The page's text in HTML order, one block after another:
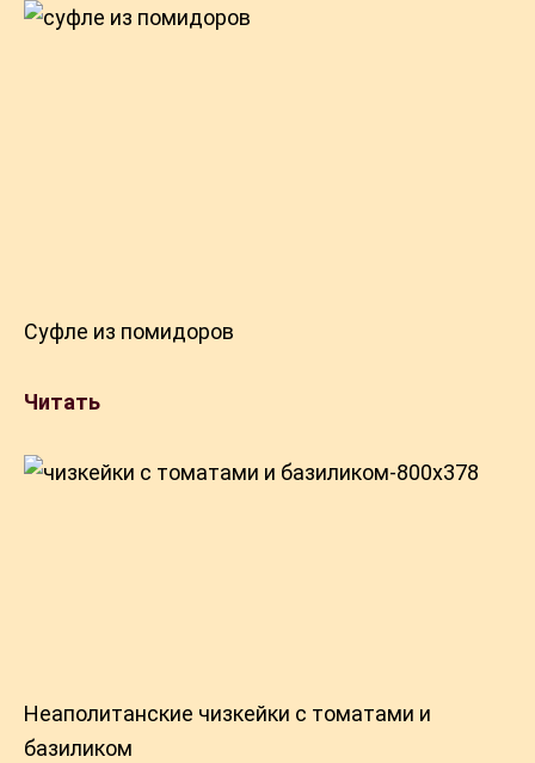
Суфле из помидоров
Читать
Неаполитанские чизкейки с томатами и
базиликом